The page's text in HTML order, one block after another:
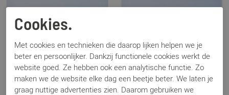
Cookies.
Met cookies en technieken die daarop lijken helpen we je
beter en persoonlijker. Dankzij functionele cookies werkt de
website goed. Ze hebben ook een analytische functie. Zo
maken we de website elke dag een beetje beter. We laten je
graag nuttige advertenties zien. Daarom gebruiken we